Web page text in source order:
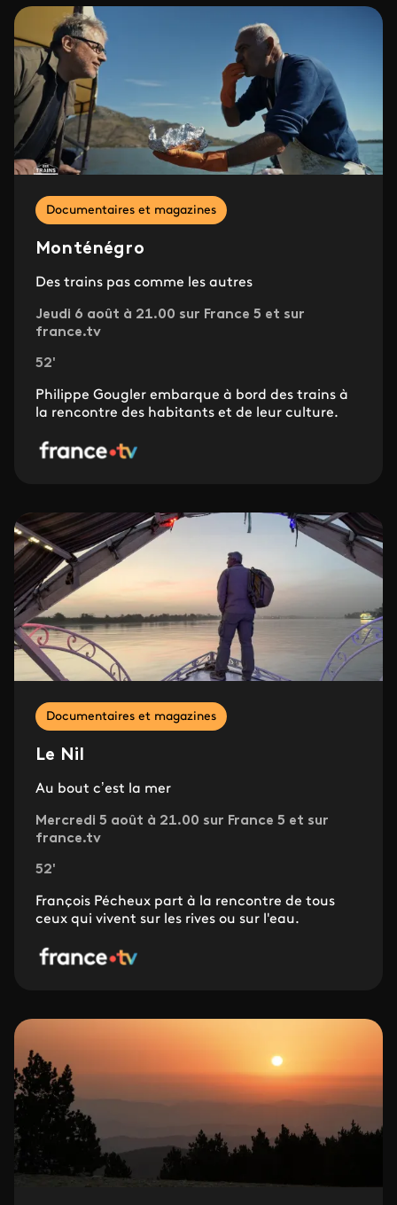
Documentaires et magazines
Monténégro
Des trains pas comme les autres
Jeudi 6 août à 21.00 sur France 5 et sur
france.tv
52'
Philippe Gougler embarque à bord des trains à
la rencontre des habitants et de leur culture.
Documentaires et magazines
Le Nil
Au bout c’est la mer
Mercredi 5 août à 21.00 sur France 5 et sur
france.tv
52'
François Pécheux part à la rencontre de tous
ceux qui vivent sur les rives ou sur l'eau.